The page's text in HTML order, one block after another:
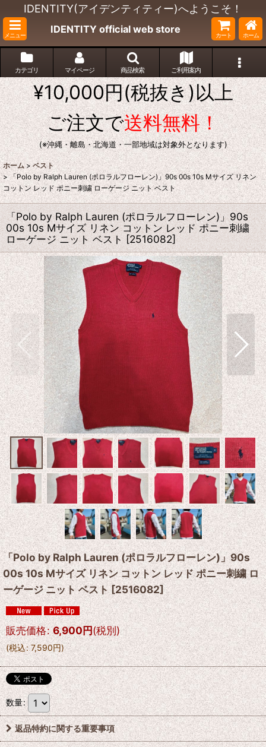
IDENTITY(アイデンティティー)へようこそ！
メニュー
IDENTITY official web store
カート ホーム
カテゴリ マイページ 商品検索 ご利用案内
¥10,000円(税抜き)以上
ご注文で送料無料！
(※沖縄・離島・北海道・一部地域は対象外となります)
ホーム > ベスト
> 「Polo by Ralph Lauren (ポロラルフローレン)」90s 00s 10s Mサイズ リネン
コットン レッド ポニー刺繍 ローゲージ ニット ベスト
「Polo by Ralph Lauren (ポロラルフローレン)」90s
00s 10s Mサイズ リネン コットン レッド ポニー刺繍
ローゲージ ニット ベスト [2516082]
「Polo by Ralph Lauren (ポロラルフローレン)」90s
00s 10s Mサイズ リネン コットン レッド ポニー刺繍 ロ
ーゲージ ニット ベスト[2516082]
販売価格: 6,900円(税別)
(税込: 7,590円)
数量:
返品特約に関する重要事項